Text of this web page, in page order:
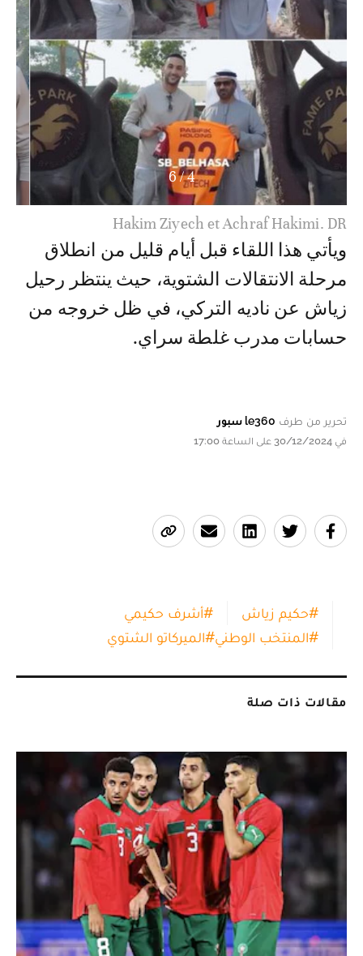
4
/
6
Hakim Ziyech et Achraf Hakimi. DR
ويأتي هذا اللقاء قبل أيام قليل من انطلاق
مرحلة الانتقالات الشتوية، حيث ينتظر رحيل
زياش عن ناديه التركي، في ظل خروجه من
حسابات مدرب غلطة سراي.
تحرير من طرف le360 سبور
في 30/12/2024 على الساعة 17:00
#حكيم زياش #أشرف حكيمي
#المنتخب الوطني#الميركاتو الشتوي
مقالات ذات صلة